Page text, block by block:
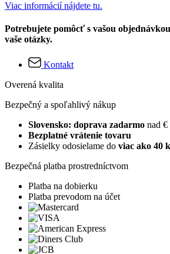
Viac informácií nájdete tu.
Potrebujete pomôcť s vašou
vaše otázky.
Kontakt
Overená kvalita
Bezpečný a spoľahlivý nákup
Slovensko: doprava zadarmo nad €
Bezplatné vrátenie tovaru
Zásielky odosielame do viac ako 40
Bezpečná platba prostredníctvom
Platba na dobierku
Platba prevodom na účet